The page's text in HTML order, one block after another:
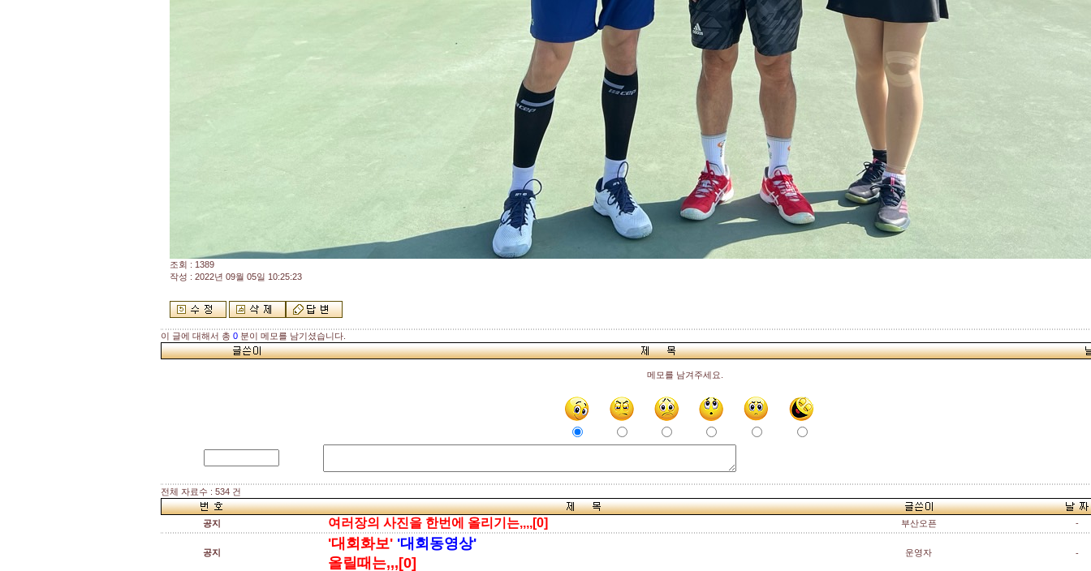
조회 : 1389
작성 : 2022년 09월 05일 10:25:23
이 글에 대해서 총 0 분이 메모를 남기셨습니다.
메모를 남겨주세요.
전체 자료수 : 534 건
공지 여러장의 사진을 한번에 올리기는,,,,[0] 부산오픈 -
공지
'대회화보' '대회동영상'
올릴때는,,,[0]
운영자 -